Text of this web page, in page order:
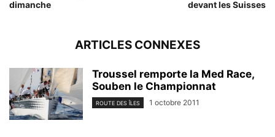
dimanche
devant les Suisses
ARTICLES CONNEXES
Troussel remporte la Med Race,
Souben le Championnat
ROUTE DES ÎLES 1 octobre 2011